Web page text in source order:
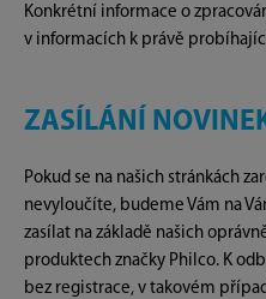
Konkrétní informace o
v informacích k právě
ZASÍLÁNÍ
Pokud se na našich stránkách
nevyloučíte, budeme Vám na
zasílat na základě našich
produktech značky Philco. K
bez registrace, v takovém